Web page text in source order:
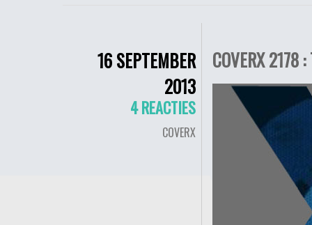
16 SEPTEMBER
2013
4 REACTIES
COVERX
COVERX 2178